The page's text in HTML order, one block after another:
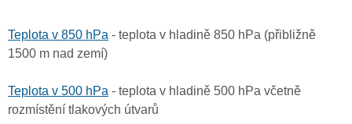
Teplota v 850 hPa - teplota v hladině 850 hPa (přibližně
1500 m nad zemí)
Teplota v 500 hPa - teplota v hladině 500 hPa včetně
rozmístění tlakových útvarů